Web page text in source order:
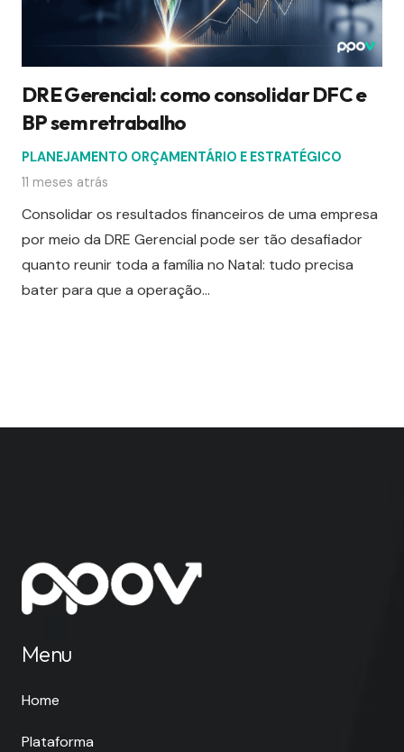
DRE Gerencial: como consolidar DFC e
BP sem retrabalho
PLANEJAMENTO ORÇAMENTÁRIO E ESTRATÉGICO
11 meses atrás
Consolidar os resultados financeiros de uma empresa
por meio da DRE Gerencial pode ser tão desafiador
quanto reunir toda a família no Natal: tudo precisa
bater para que a operação…
Menu
Home
Plataforma